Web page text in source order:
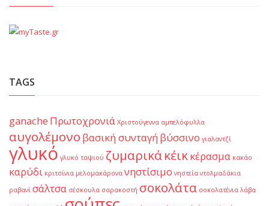
TAGS
ganache Πρωτοχρονιά Χριστούγεννα αμπελόφυλλα
αυγολέμονο βασική συνταγή βύσσινο γιαλαντζί
γλυκό γλυκό ταψιού ζυμαρικάκέικκέρασμα κακάο
καρύδι κριτσίνια μελομακάρονα νηστίσιμο νηστεία ντολμαδάκια
ραβανί σάλτσα σέσκουλα σαρακοστή σοκολάτα σοκολατένια λάβα